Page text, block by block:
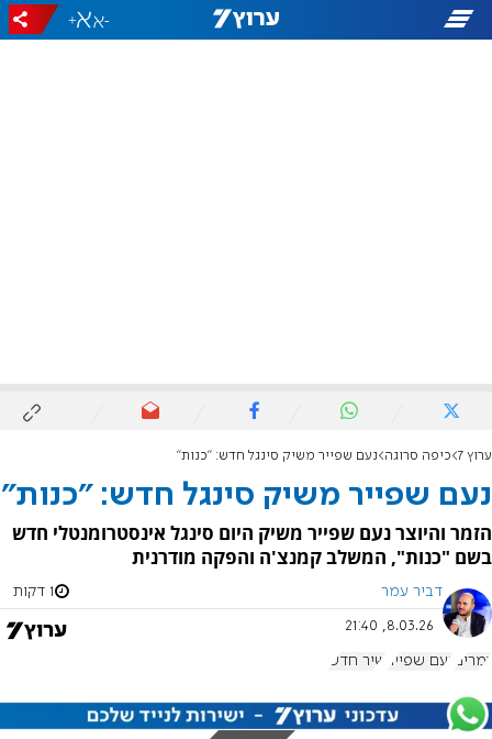
-
+
ערוץ 7 כיפה סרוגה נעם שפייר משיק סינגל חדש: "כנות"
נעם שפייר משיק סינגל חדש: "כנות"
הזמר והיוצר נעם שפייר משיק היום סינגל אינסטרומנטלי חדש
בשם "כנות", המשלב קמנצ'ה והפקה מודרנית
דביר עמר 1 דקות
8.03.26, 21:40
זמרים נעם שפייר שיר חדש